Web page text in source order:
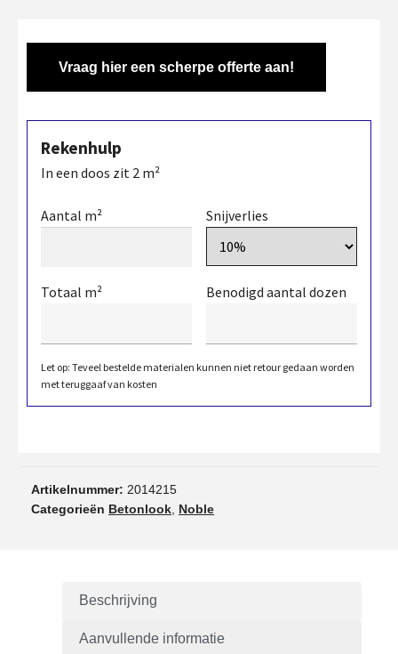
Vraag hier een scherpe offerte aan!
Rekenhulp
In een doos zit 2 m²
Aantal m² Snijverlies
Totaal m² Benodigd aantal dozen
Let op: Teveel bestelde materialen kunnen niet retour gedaan worden
met teruggaaf van kosten
Artikelnummer: 2014215
Categorieën Betonlook Noble
Beschrijving
Aanvullende informatie